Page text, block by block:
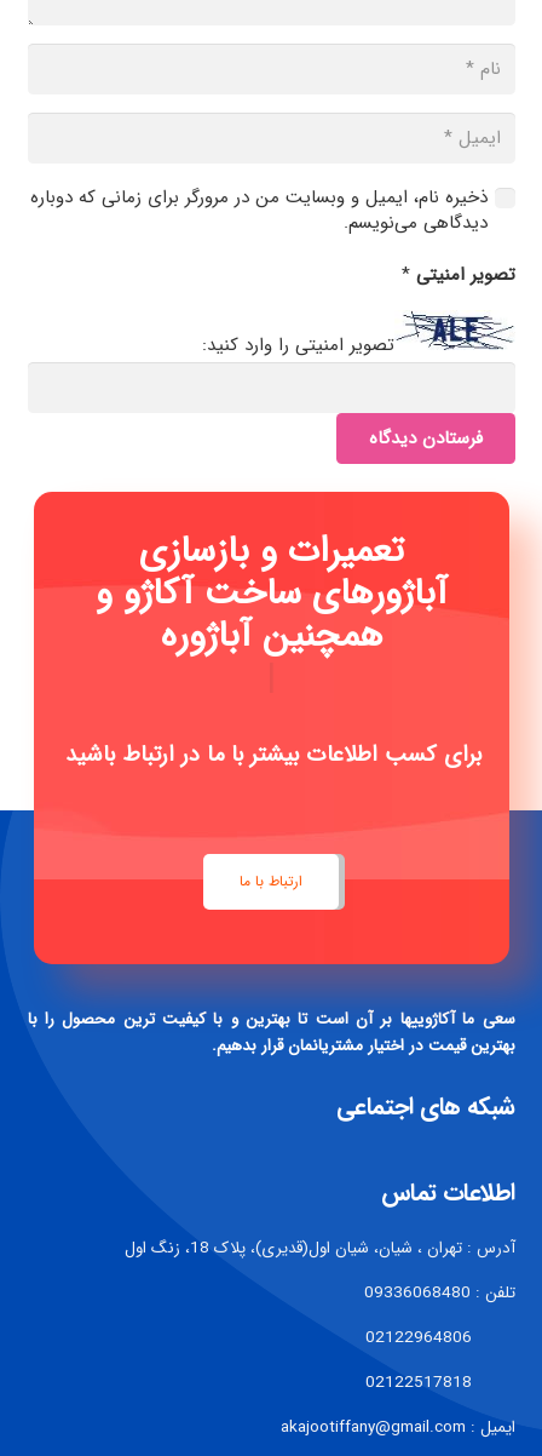
ذخیره نام، ایمیل و وبسایت من در مرورگر برای زمانی که دوباره
دیدگاهی می‌نویسم.
تصویر امنیتی*
تصویر امنیتی را وارد کنید:
فرستادن دیدگاه
تعمیرات و بازسازی
آباژورهای ساخت آکاژو و
همچنین آباژورهای ا
برای کسب اطلاعات بیشتر با ما در ارتباط باشید
ارتباط با ما
سعی ما آکاژوییها بر آن است تا بهترین و با کیفیت ترین محصول را با
بهترین قیمت در اختیار مشتریانمان قرار بدهیم.
شبکه های اجتماعی
اطلاعات تماس
آدرس : تهران ، شیان، شیان اول(قدیری)، پلاک 18، زنگ اول
تلفن : 09336068480
ایمیل : akajootiffany@gmail.com